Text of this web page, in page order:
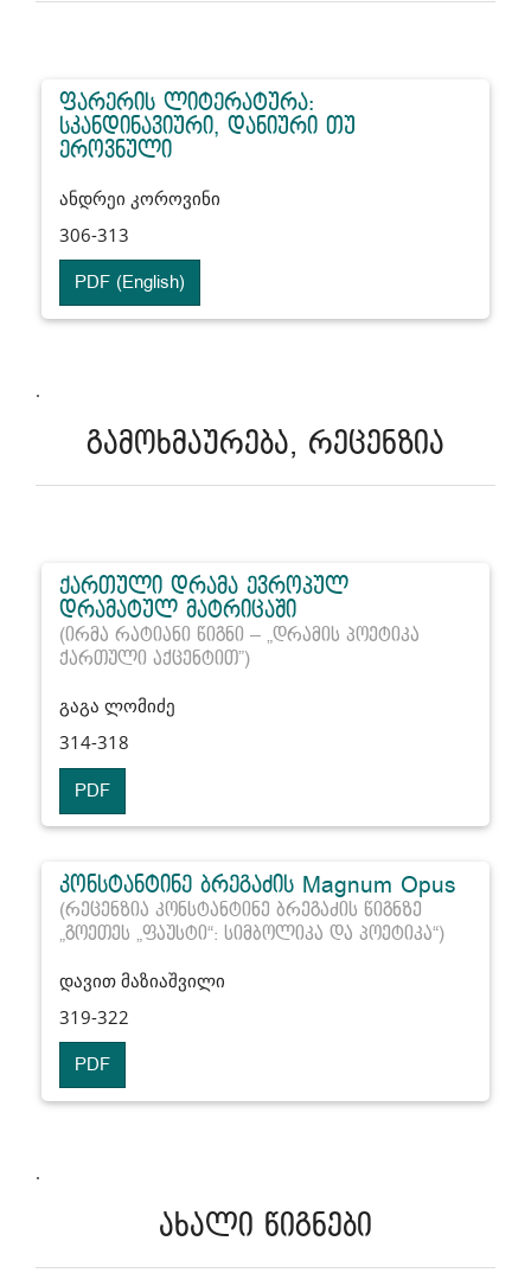
ფარერის ლიტერატურა:
სკანდინავიური, დანიური თუ
ეროვნული
ანდრეი კოროვინი
306-313
PDF (English)
.
გამოხმაურება, რეცენზია
ქართული დრამა ევროპულ
დრამატულ მატრიცაში
(ირმა რატიანი წიგნი – „დრამის პოეტიკა
ქართული აქცენტით”)
გაგა ლომიძე
314-318
PDF
კონსტანტინე ბრეგაძის Magnum Opus
(რეცენზია კონსტანტინე ბრეგაძის წიგნზე
„გოეთეს „ფაუსტი“: სიმბოლიკა და პოეტიკა“)
დავით მაზიაშვილი
319-322
PDF
.
ახალი წიგნები